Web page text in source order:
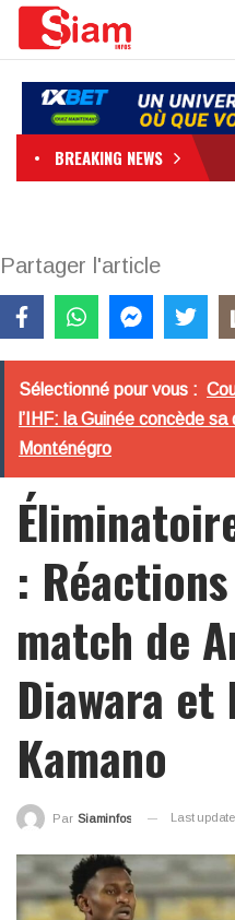
BREAKING NEWS
Partager l'article
Sélectionné pour vous :
l’IHF: la Guinée concède
Monténégro
:
match de
Diawara et
Kamano
Par Siaminfos Last